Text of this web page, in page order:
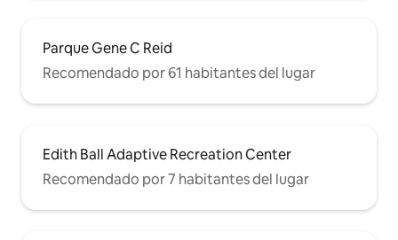
Parque Gene C Reid
Recomendado por 61 habitantes del lugar
Edith Ball Adaptive Recreation Center
Recomendado por 7 habitantes del lugar